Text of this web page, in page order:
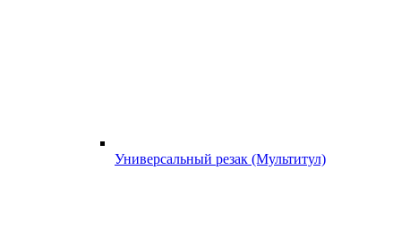
Универсальный резак (Мультитул)